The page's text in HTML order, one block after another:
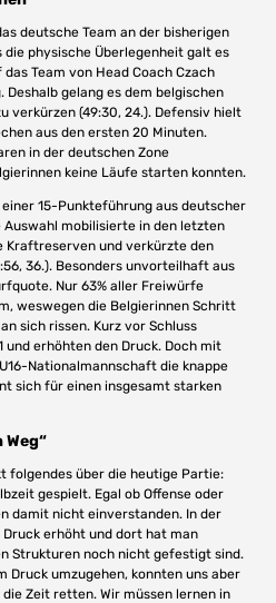
deutsche Team an der bisherigen
die physische Überlegenheit galt es
Team von Head Coach Czach
gelang es dem belgischen
verkürzen (49:30, 24.). Defensiv hielt
aus den ersten 20 Minuten.
in der deutschen Zone
keine Läufe starten konnten.
15-Punkteführung aus deutscher
Auswahl mobilisierte in den letzten
Kraftreserven und verkürzte den
36.). Besonders unvorteilhaft aus
Nur 63% aller Freiwürfe
weswegen die Belgierinnen Schritt
sich rissen. Kurz vor Schluss
und erhöhten den Druck. Doch mit
Nationalmannschaft die knappe
sich für einen insgesamt starken
folgendes über die heutige Partie:
gespielt. Egal ob Offense oder
damit nicht einverstanden. In der
erhöht und dort hat man
Strukturen noch nicht gefestigt sind.
Druck umzugehen, konnten uns aber
Zeit retten. Wir müssen lernen in